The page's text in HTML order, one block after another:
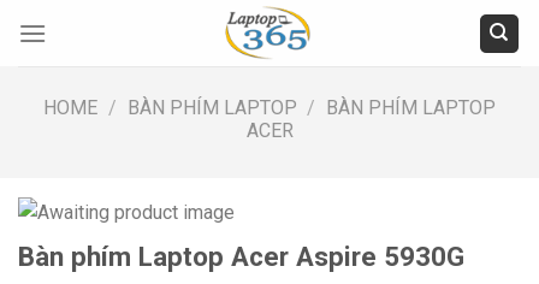
HOME / BÀN PHÍM LAPTOP / BÀN PHÍM LAPTOP
ACER
Bàn phím Laptop Acer Aspire 5930G